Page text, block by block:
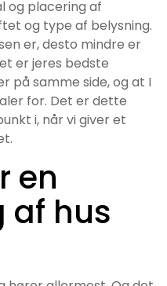
og placering af
og type af belysning.
er, desto mindre er
er jeres bedste
på samme side, og at I
for. Det er dette
i, når vi giver et
en
af hus